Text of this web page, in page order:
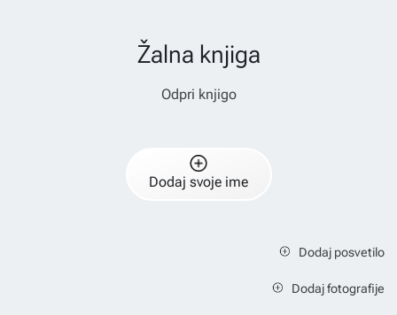
Žalna knjiga
Odpri knjigo
Dodaj svoje ime
Dodaj posvetilo
Dodaj fotografije